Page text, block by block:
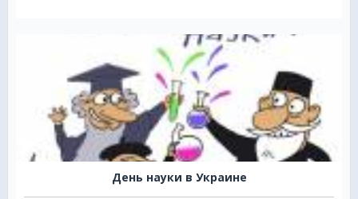
День науки в Украине